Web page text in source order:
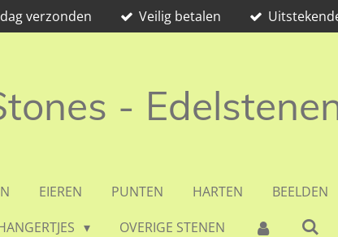
verzonden Veilig betalen
-
EIEREN PUNTEN HARTEN BEELDEN
OVERIGE STENEN